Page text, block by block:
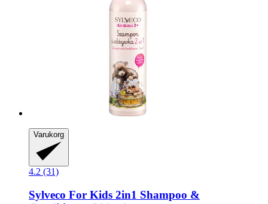
Varukorg
4.2 (31)
Sylveco For Kids 2in1 Shampoo &